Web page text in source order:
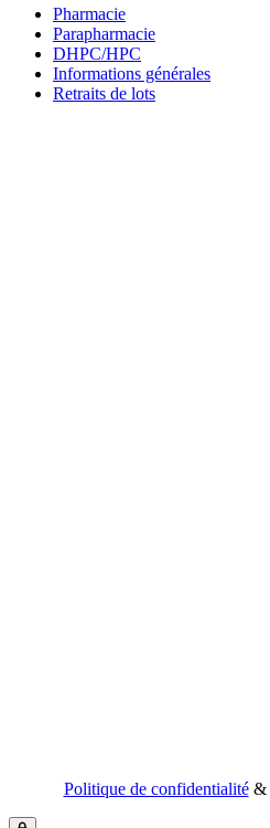
Pharmacie
Parapharmacie
DHPC/HPC
Informations générales
Retraits de lots
Politique de confidentialité&